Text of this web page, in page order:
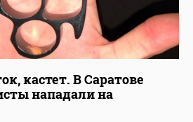
кастет. В Саратове
нападали на